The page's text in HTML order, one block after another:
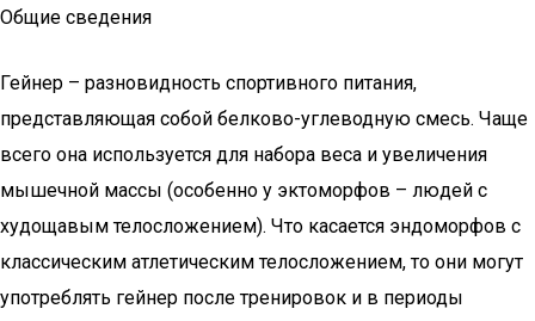
Общие сведения
Гейнер – разновидность спортивного питания,
представляющая собой белково-углеводную смесь. Чаще
всего она используется для набора веса и увеличения
мышечной массы (особенно у эктоморфов – людей с
худощавым телосложением). Что касается эндоморфов с
классическим атлетическим телосложением, то они могут
употреблять гейнер после тренировок и в периоды